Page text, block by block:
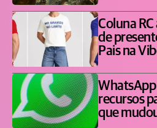
Coluna
de
Pais na
recursos
que